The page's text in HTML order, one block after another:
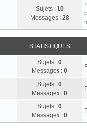
Sujets : 10
Messages : 28
STATISTIQUES
Sujets : 0
Messages : 0
Sujets : 0
Messages : 0
Sujets : 0
Messages : 0